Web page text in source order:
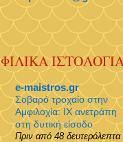
ΦΙΛΙΚΑ
e-maistros.gr
Σοβαρό τροχαίο στην
Αμφιλοχία: ΙΧ ανετράπη
στη δυτική είσοδο
Πριν από 48 δευτερόλεπτα